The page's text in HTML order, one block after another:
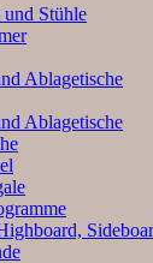
und Stühle
Ablagetische
Ablagetische